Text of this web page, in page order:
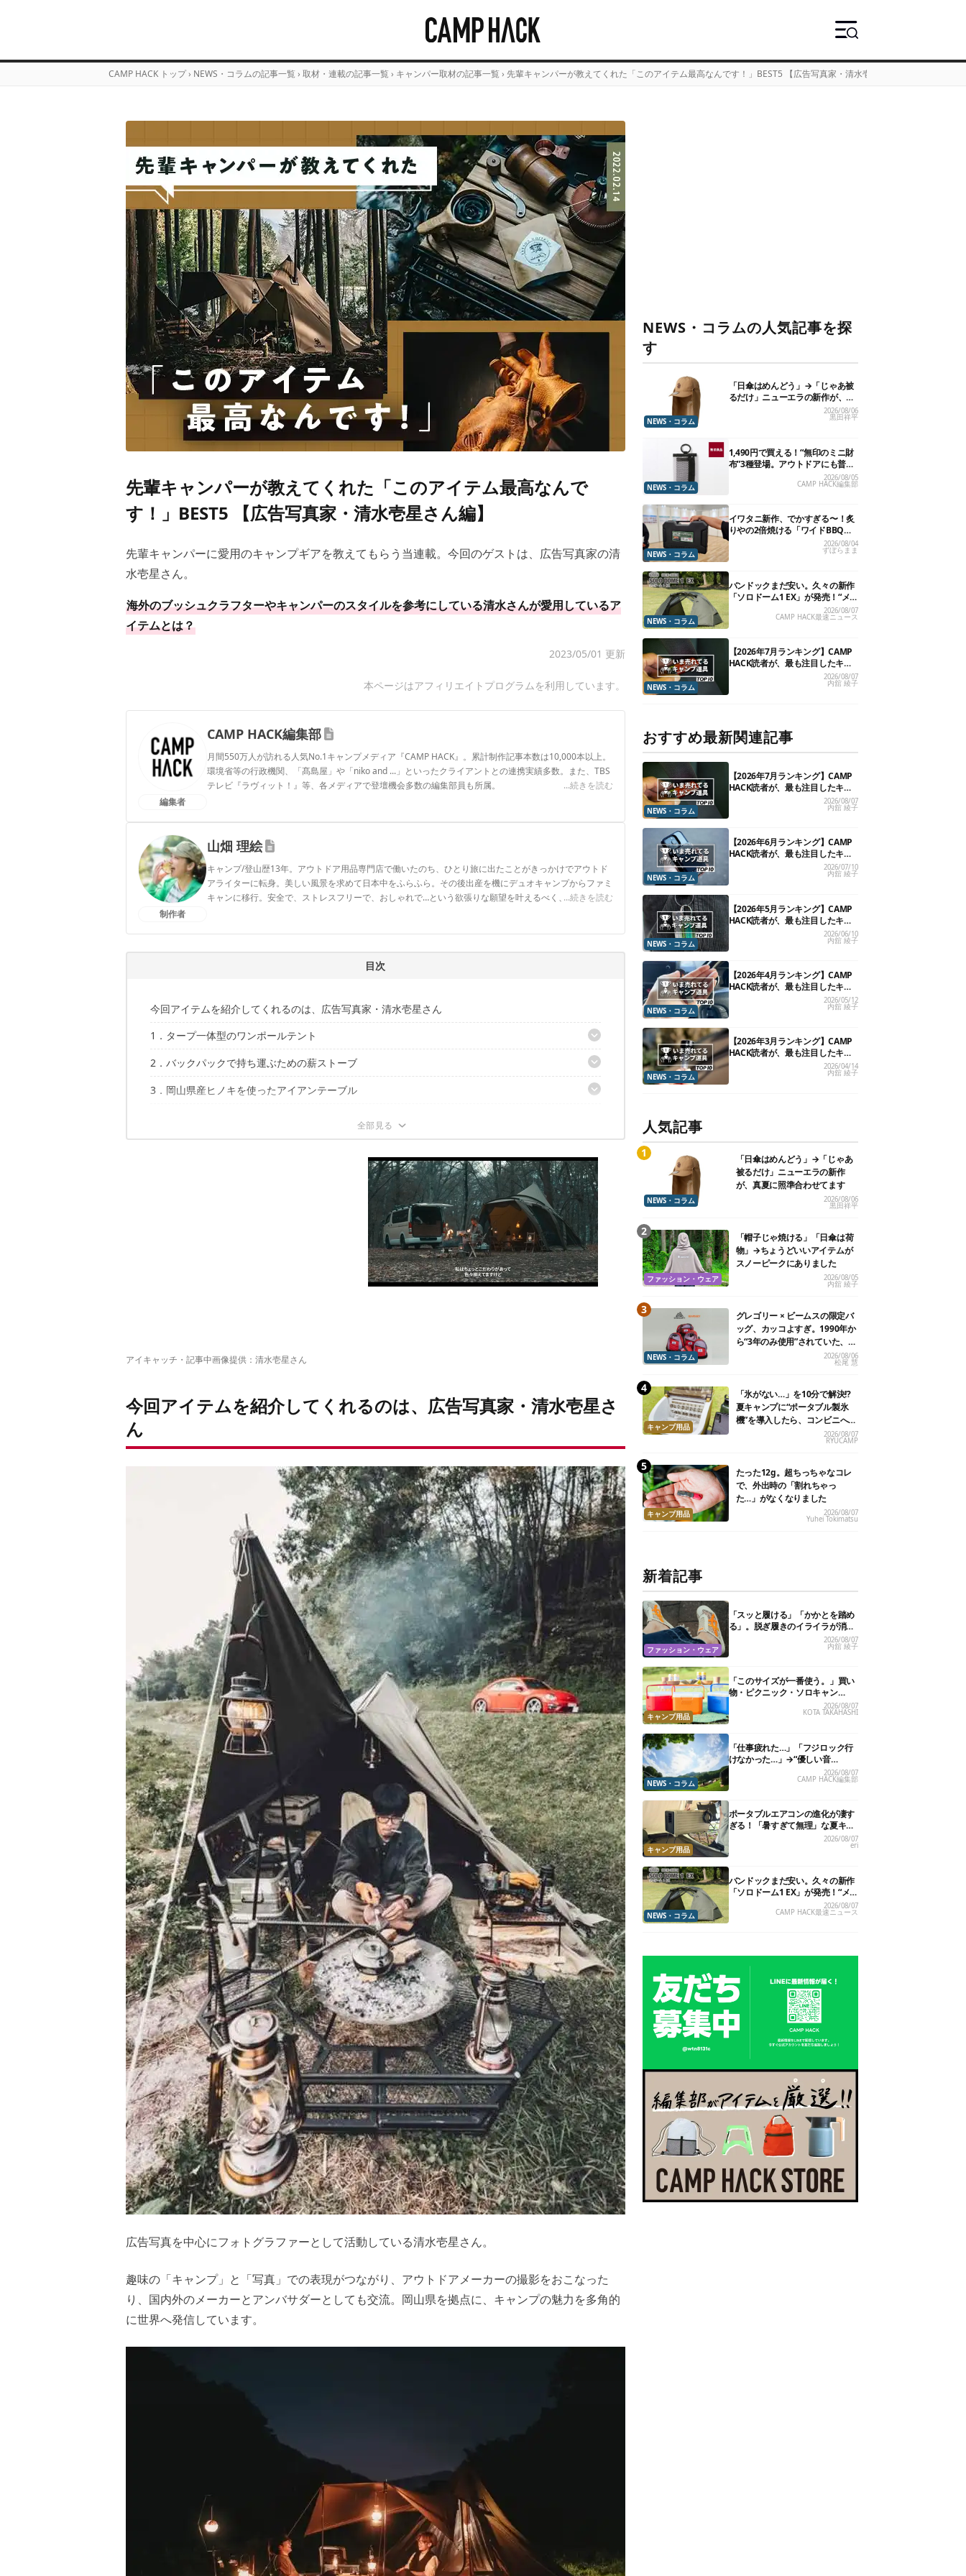
CAMP HACK トップ › NEWS・コラムの記事一覧 › 取材・連載の記事一覧 › キャンパー取材の記事一覧 › 先輩キャンパーが教えてくれた「このアイテム最高なんです！」BEST5 【広告写真家・清水壱星さん編】
先輩キャンパーが教えてくれた「このアイテム最高なんで
す！」BEST5 【広告写真家・清水壱星さん編】
先輩キャンパーに愛用のキャンプギアを教えてもらう当連載。今回のゲストは、広告写真家の清
水壱星さん。
海外のブッシュクラフターやキャンパーのスタイルを参考にしている清水さんが愛用しているア
イテムとは？
2023/05/01 更新
本ページはアフィリエイトプログラムを利用しています。
編集者
CAMP HACK編集部
月間550万人が訪れる人気No.1キャンプメディア『CAMP HACK』。累計制作記事本数は10,000本以上。
環境省等の行政機関、「髙島屋」や「niko and ...」といったクライアントとの連携実績多数。また、TBS
テレビ『ラヴィット！』等、各メディアで登壇機会多数の編集部員も所属。
...続きを読む
制作者
山畑 理絵
キャンプ/登山歴13年。アウトドア用品専門店で働いたのち、ひとり旅に出たことがきっかけでアウトド
アライターに転身。美しい風景を求めて日本中をふらふら。その後出産を機にデュオキャンプからファミ
キャンに移行。安全で、ストレスフリーで、おしゃれで…という欲張りな願望を叶えるべく、キャンプギ
...続きを読む
山畑 理絵のプロフィール
目次
今回アイテムを紹介してくれるのは、広告写真家・清水壱星さん
1．タープ一体型のワンポールテント
ワンティグリス「ノースゲート」
2．バックパックで持ち運ぶための薪ストーブ
3F UL GEAR「Folding Tribe Wood Stove 2.0」
3．岡山県産ヒノキを使ったアイアンテーブル
アイアン工房「ローテーブル（細板）＋ブラックマルチプレート」
5．本物志向を唸らせるグローブ
アイキャッチ・記事中画像提供：清水壱星さん
今回アイテムを紹介してくれるのは、広告写真家・清水壱星さ
ん
広告写真を中心にフォトグラファーとして活動している清水壱星さん。
趣味の「キャンプ」と「写真」での表現がつながり、アウトドアメーカーの撮影をおこなった
り、国内外のメーカーとアンバサダーとしても交流。岡山県を拠点に、キャンプの魅力を多角的
に世界へ発信しています。
NEWS・コラムの人気記事を探
す
NEWS・コラム
「日傘はめんどう」→「じゃあ被
るだけ」ニューエラの新作が、真
2026/08/06
黒田祥平
NEWS・コラム
1,490円で買える！“無印のミニ財
布”3種登場。アウトドアにも普段
2026/08/05
CAMP HACK編集部
NEWS・コラム
イワタニ新作、でかすぎる〜！炙
りやの2倍焼ける「ワイドBBQグ
リル」で“豪快焼肉”できるよ【再
販開始】
2026/08/04
ずぼらまま
NEWS・コラム
バンドックまだ安い。久々の新作
「ソロドーム1 EX」が発売！“メ
ッシュインナー”だけでも使える
よ【防災も◎】
2026/08/07
CAMP HACK最速ニュース
NEWS・コラム
【2026年7月ランキング】CAMP
HACK読者が、最も注目したキャ
2026/08/07
内舘 綾子
おすすめ最新関連記事
NEWS・コラム
【2026年7月ランキング】CAMP
HACK読者が、最も注目したキャ
2026/08/07
内舘 綾子
NEWS・コラム
【2026年6月ランキング】CAMP
HACK読者が、最も注目したキャ
2026/07/10
内舘 綾子
NEWS・コラム
【2026年5月ランキング】CAMP
HACK読者が、最も注目したキャ
ンプ道具TOP10
2026/06/10
内舘 綾子
NEWS・コラム
【2026年4月ランキング】CAMP
HACK読者が、最も注目したキャ
ンプ道具TOP10
2026/05/12
内舘 綾子
NEWS・コラム
【2026年3月ランキング】CAMP
HACK読者が、最も注目したキャ
ンプ道具TOP10
2026/04/14
内舘 綾子
人気記事
NEWS・コラム
「日傘はめんどう」→「じゃあ
被るだけ」ニューエラの新作
が、真夏に照準合わせてます
2026/08/06
黒田祥平
ファッション・ウェア
「帽子じゃ焼ける」「日傘は荷
物」→ちょうどいいアイテムが
スノーピークにありました
2026/08/05
内舘 綾子
NEWS・コラム
グレゴリー × ビームスの限定バ
ッグ、カッコよすぎ。1990年か
ら“3年のみ使用”されていた、紫
2026/08/06
松尾 慧
キャンプ用品
「氷がない…」を10分で解決!?
夏キャンプに“ポータブル製氷
機”を導入したら、コンビニへ走
2026/08/07
RYUCAMP
キャンプ用品
たった12g。超ちっちゃなコレ
で、外出時の「割れちゃっ
た…」がなくなりました
2026/08/07
Yuhei Tokimatsu
新着記事
ファッション・ウェア
「スッと履ける」「かかとを踏め
る」。脱ぎ履きのイライラが消え
る快適“スニーカーサンダル”6選
2026/08/07
内舘 綾子
キャンプ用品
「このサイズが一番使う。」買い
物・ピクニック・ソロキャン
に“ちょうどいい”小型クーラーボ
ックス13選
2026/08/07
KOTA TAKAHASHI
NEWS・コラム
「仕事疲れた…」「フジロック行
けなかった…」→“優しい音
楽”と“大きな自然”で治癒。まだ間
に合います。
2026/08/07
CAMP HACK編集部
キャンプ用品
ポータブルエアコンの進化が凄す
ぎる！「暑すぎて無理」な夏キャ
ンプを激変させる最新5選2026/08/07
eri
NEWS・コラム
バンドックまだ安い。久々の新作
「ソロドーム1 EX」が発売！“メ
ッシュインナー”だけでも使える
よ【防災も◎】
2026/08/07
CAMP HACK最速ニュース